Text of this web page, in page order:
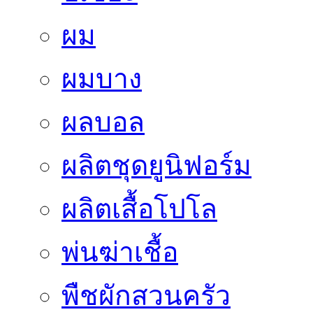
ผม
ผมบาง
ผลบอล
ผลิตชุดยูนิฟอร์ม
ผลิตเสื้อโปโล
พ่นฆ่าเชื้อ
พืชผักสวนครัว